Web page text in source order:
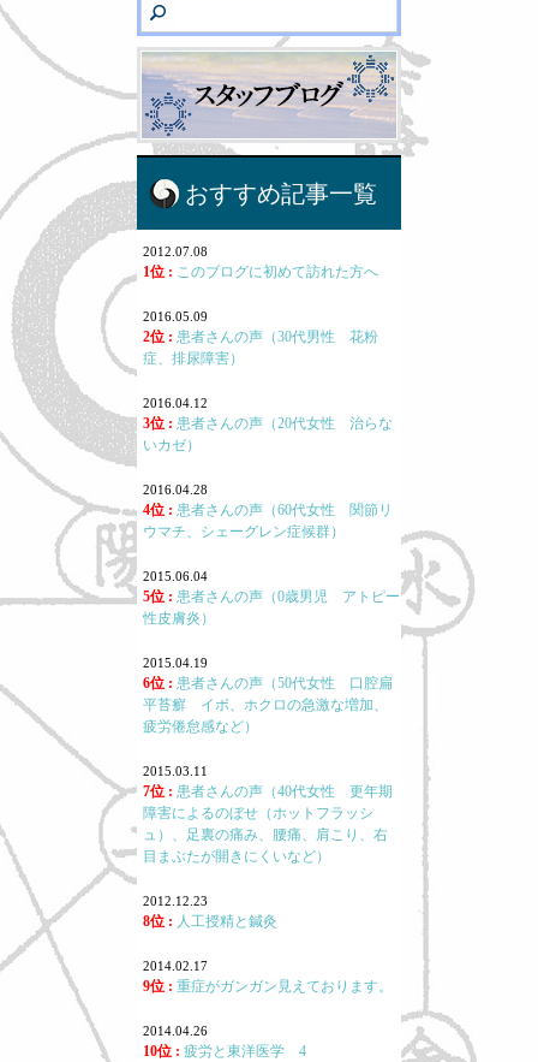
おすすめ記事一覧
2012.07.08
1位 : このブログに初めて訪れた方へ
2016.05.09
2位 : 患者さんの声（30代男性 花粉
症、排尿障害）
2016.04.12
3位 : 患者さんの声（20代女性 治らな
いカゼ）
2016.04.28
4位 : 患者さんの声（60代女性 関節リ
ウマチ、シェーグレン症候群）
2015.06.04
5位 : 患者さんの声（0歳男児 アトピー
性皮膚炎）
2015.04.19
6位 : 患者さんの声（50代女性 口腔扁
平苔癬 イボ、ホクロの急激な増加、
疲労倦怠感など）
2015.03.11
7位 : 患者さんの声（40代女性 更年期
障害によるのぼせ（ホットフラッシ
ュ）、足裏の痛み、腰痛、肩こり、右
目まぶたが開きにくいなど）
2012.12.23
8位 : 人工授精と鍼灸
2014.02.17
9位 : 重症がガンガン見えております。
2014.04.26
10位 : 疲労と東洋医学 4